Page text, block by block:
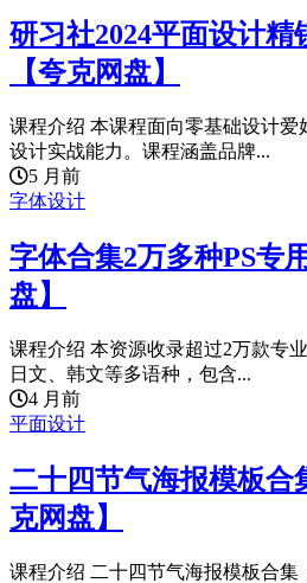
研习社2024平面设计精
【夸克网盘】
课程介绍 本课程面向零基础设计爱
设计实战能力。课程涵盖品牌...
5 月前
字体设计
字体合集2万多种PS专
盘】
课程介绍 本资源收录超过2万款专
日文、韩文等多语种，包含...
4 月前
平面设计
二十四节气海报模板合
克网盘】
课程介绍 二十四节气海报模板合集